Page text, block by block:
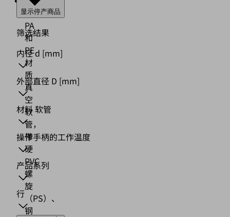
PU、
PA
和
PE
材
质
真
空
软
管，
带
硬
PVC
螺
旋
（PS）、
钢
显示停产商品
筛选结果
内径 d [mm]
外部直径 D [mm]
材料 软管
操作手柄的工作温度
产品系列
行